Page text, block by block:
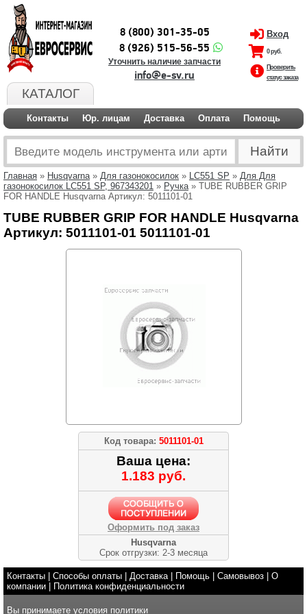
КАТАЛОГ
8 (800) 301-35-05
8 (926) 515-56-55
Уточнить наличие запчасти
info@e-sv.ru
Вход
0 руб.
Проверить
статус заказа
Контакты Юр. лицам Доставка Оплата Помощь
Главная » Husqvarna» Для газонокосилок » LC551 SP » Для Для
газонокосилок LC551 SP, 967343201 » Ручка» TUBE RUBBER GRIP
FOR HANDLE Husqvarna Артикул: 5011101-01
TUBE RUBBER GRIP FOR HANDLE Husqvarna
Артикул: 5011101-01 5011101-01
Код товара: 5011101-01
Ваша цена:
1.183 руб.
Оформить под заказ
Husqvarna
Срок отгрузки: 2-3 месяца
Контакты Способы оплаты Доставка| Помощь Самовывоз
О
компании
Политика конфиденциальности
Вы принимаете условия политики